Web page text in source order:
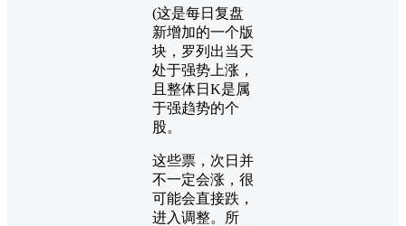
(这是每日复盘
新增加的一个版
块，罗列出当天
处于强势上涨，
且整体日K是属
于强趋势的个
股。
这些票，次日并
不一定会涨，很
可能会直接跌，
进入调整。所